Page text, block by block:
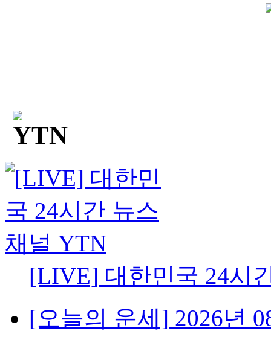
[LIVE] 대한민국 24시
[오늘의 운세] 2026년